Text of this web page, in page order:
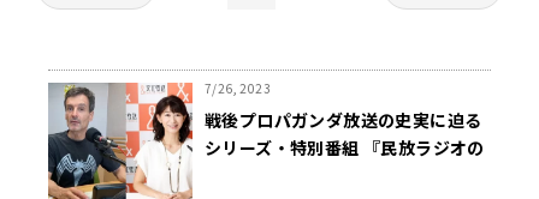
7/26, 2023
戦後プロパガンダ放送の史実に迫る
シリーズ・特別番組 『民放ラジオの